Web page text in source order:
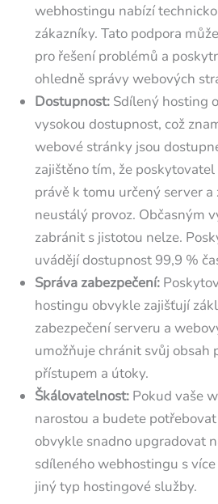
webhostingu nabízí
zákazníky. Tato podpora
pro řešení problémů a
ohledně správy webových
Dostupnost: Sdílený hosting
vysokou dostupnost, což
webové stránky jsou
zajištěno tím, že
právě k tomu určený server a
neustálý provoz. Občasným
zabránit s jistotou nelze.
uvádějí dostupnost 99,9 %
Správa zabezpečení:
hostingu obvykle zajišťují
zabezpečení serveru a
umožňuje chránit svůj obsah
přístupem a útoky.
Škálovatelnost: Pokud vaše
narostou a budete
obvykle snadno upgradovat
sdíleného webhostingu s
jiný typ hostingové služby.